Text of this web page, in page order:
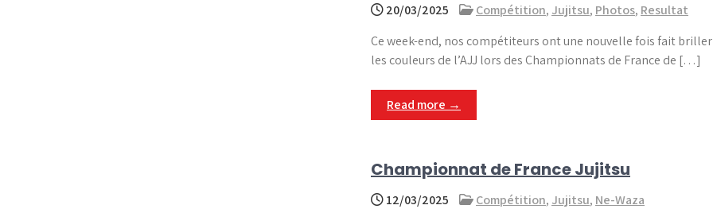
20/03/2025 Compétition, Jujitsu, Photos, Resultat
Ce week-end, nos compétiteurs ont une nouvelle fois fait briller
les couleurs de l’AJJ lors des Championnats de France de […]
Read more →
Championnat de France Jujitsu
12/03/2025 Compétition, Jujitsu, Ne-Waza